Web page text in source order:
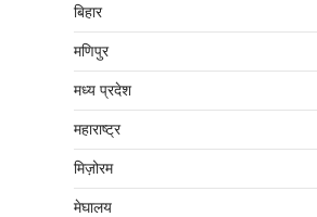
बिहार
मणिपुर
मध्‍य प्रदेश
महाराष्‍ट्र
मिज़ोरम
मेघालय